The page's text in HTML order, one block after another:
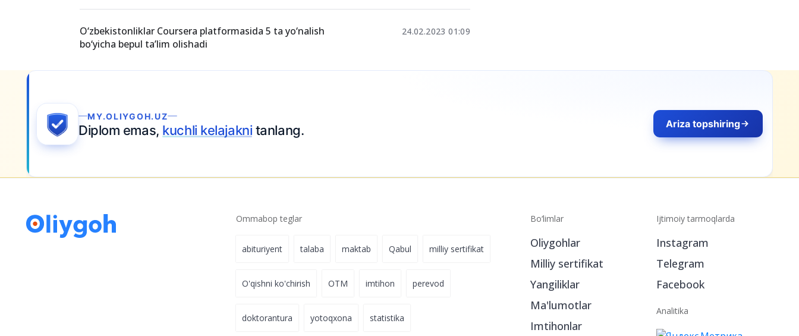
Onlayn malaka oshirish kurslari faollashtirilmoqda,
30.06.2024 07:34
O‘zbekistonda onlayn ta’lim qanday rivojlanmoqda? 5.04.2023 14:01
O‘zbekistonliklar Coursera platformasida 5 ta yo‘nalish
bo‘yicha bepul ta’lim olishadi
Diplom emas, kuchli kelajaknitanlang.
Bo‘limlar
Oliygohlar Instagram